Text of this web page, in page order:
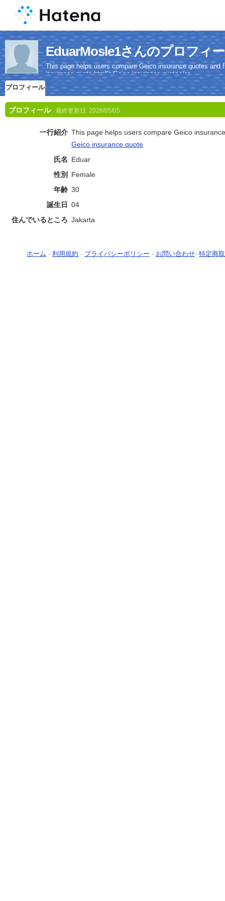
EduarMosle1さんのプロフィ
This page helps users compare Geico insurance quotes
insurance-quote.html">Geico insurance quote</a>
プロフィール
プロフィール 最終更新日: 2026/05/05
一行紹介 This page helps users compare Geico
Geico insurance quote
氏名 Eduar
性別
Female
年齢 30
誕生日
04
住んでいるところ Jakarta
ホーム - 利用規約 - プライバシーポリシー - お問い合わせ- 特定商